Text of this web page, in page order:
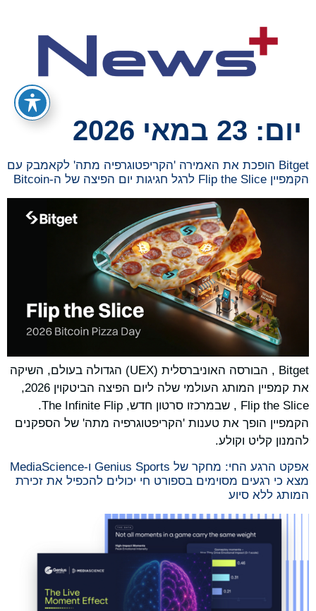
יום: 23 במאי 2026
Bitget הופכת את האמירה 'הקריפטוגרפיה מתה' לקאמבק עם
הקמפיין Flip the Slice לרגל חגיגות יום הפיצה של ה-Bitcoin
Bitget , הבורסה האוניברסלית (UEX) הגדולה בעולם, השיקה
את קמפיין המותג העולמי שלה ליום הפיצה הביטקוין 2026,
Flip the Slice , שבמרכזו סרטון חדש, The Infinite Flip.
הקמפיין הופך את טענות 'הקריפטוגרפיה מתה' של הספקנים
להמנון קליט וקולע.
אפקט הרגע החי: מחקר של Genius Sports ו-MediaScience
מצא כי רגעים מסוימים בספורט חי יכולים להכפיל את זכירת
המותג ללא סיוע